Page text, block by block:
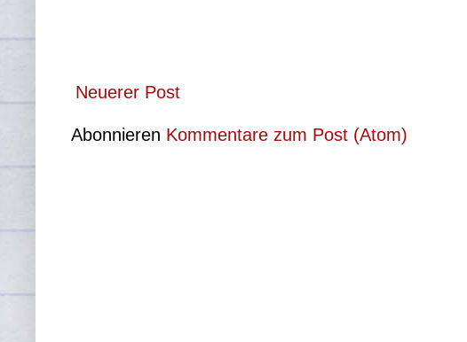
Neuerer Post
Abonnieren Kommentare zum Post (Atom)